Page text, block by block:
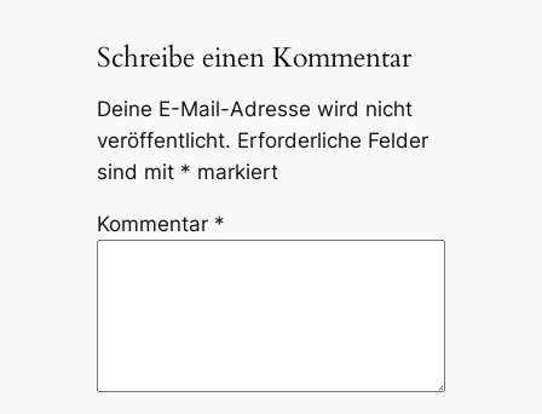
Schreibe einen Kommentar
Deine E-Mail-Adresse wird nicht
veröffentlicht. Erforderliche Felder
sind mit * markiert
Kommentar *